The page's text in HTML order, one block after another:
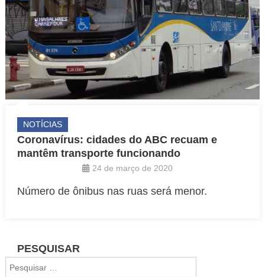
NOTÍCIAS
Coronavírus: cidades do ABC recuam e
mantêm transporte funcionando
24 de março de 2020
Número de ônibus nas ruas será menor.
PESQUISAR